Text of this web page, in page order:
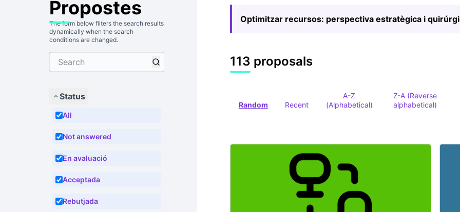
Propostes
The form below filters the search results
dynamically when the search
conditions are changed.
Status
All
Not answered
En avaluació
Acceptada
Rebutjada
Optimitzar recursos: perspectiva estratègica i
113 proposals
Random Recent
A-Z
(Alphabetical)
Z-A (Reverse
alphabetical)